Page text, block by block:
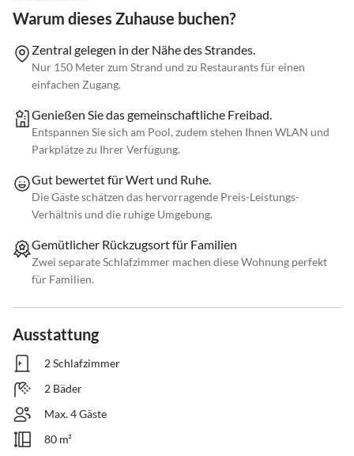
Warum dieses Zuhause buchen?
Zentral gelegen in der Nähe des Strandes.
Nur 150 Meter zum Strand und zu Restaurants für einen
einfachen Zugang.
Genießen Sie das gemeinschaftliche Freibad.
Entspannen Sie sich am Pool, zudem stehen Ihnen WLAN und
Parkplätze zu Ihrer Verfügung.
Gut bewertet für Wert und Ruhe.
Die Gäste schätzen das hervorragende Preis-Leistungs-
Verhältnis und die ruhige Umgebung.
Gemütlicher Rückzugsort für Familien
Zwei separate Schlafzimmer machen diese Wohnung perfekt
für Familien.
Ausstattung
2 Schlafzimmer
2 Bäder
Max. 4 Gäste
80 m²